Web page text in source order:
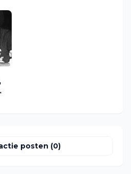
posten (0)